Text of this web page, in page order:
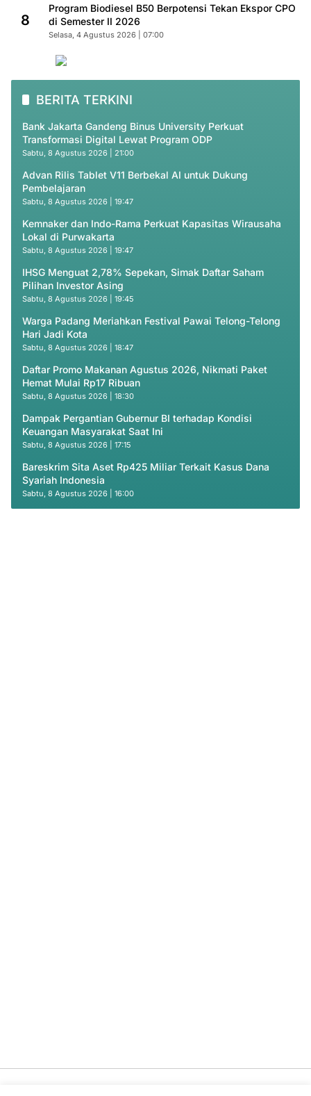
8
Program Biodiesel B50 Berpotensi Tekan Ekspor CPO
di Semester II 2026
Selasa, 4 Agustus 2026 | 07:00
BERITA TERKINI
Bank Jakarta Gandeng Binus University Perkuat
Transformasi Digital Lewat Program ODP
Sabtu, 8 Agustus 2026 | 21:00
Advan Rilis Tablet V11 Berbekal AI untuk Dukung
Pembelajaran
Sabtu, 8 Agustus 2026 | 19:47
Kemnaker dan Indo-Rama Perkuat Kapasitas Wirausaha
Lokal di Purwakarta
Sabtu, 8 Agustus 2026 | 19:47
IHSG Menguat 2,78% Sepekan, Simak Daftar Saham
Pilihan Investor Asing
Sabtu, 8 Agustus 2026 | 19:45
Warga Padang Meriahkan Festival Pawai Telong-Telong
Hari Jadi Kota
Sabtu, 8 Agustus 2026 | 18:47
Daftar Promo Makanan Agustus 2026, Nikmati Paket
Hemat Mulai Rp17 Ribuan
Sabtu, 8 Agustus 2026 | 18:30
Dampak Pergantian Gubernur BI terhadap Kondisi
Keuangan Masyarakat Saat Ini
Sabtu, 8 Agustus 2026 | 17:15
Bareskrim Sita Aset Rp425 Miliar Terkait Kasus Dana
Syariah Indonesia
Sabtu, 8 Agustus 2026 | 16:00